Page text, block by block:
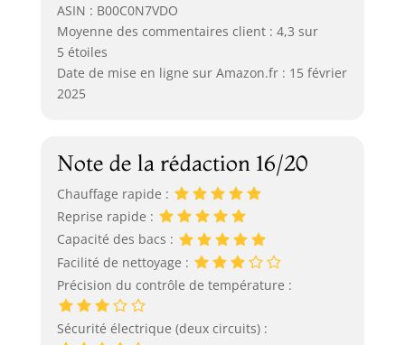
ASIN : B00C0N7VDO
Moyenne des commentaires client : 4,3 sur
5 étoiles
Date de mise en ligne sur Amazon.fr : 15 février
2025
Note de la rédaction 16/20
Chauffage rapide :
Reprise rapide :
Capacité des bacs :
Facilité de nettoyage :
Précision du contrôle de température :
Sécurité électrique (deux circuits) :